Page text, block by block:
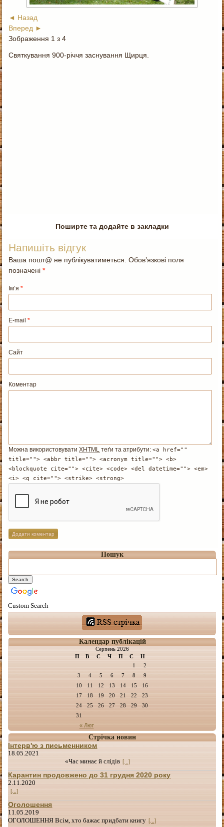
◄ Назад
Вперед ►
Зображення 1 з 4
Святкування 900-річчя заснування Щирця.
Поширте та додайте в закладки
Напишіть відгук
Ваша пошт@ не публікуватиметься. Обов’язкові поля
позначені*
Ім’я*
E-mail*
Сайт
Коментар
Можна використовуватиXHTML теґи та атрибути:<a href=""
title=""> <abbr title=""> <acronym title=""> <b>
<blockquote cite=""> <cite> <code> <del datetime=""> <em>
<i> <q cite=""> <strike> <strong>
Пошук
Custom Search
Календар публікацій
Серпень 2026
П
В С Ч П С Н
« Лют
1
2
3
4 5 6 7 8
9
10
11 12 13 14 15
16
17
18 19 20 21 22
23
24
25 26 27 28 29
30
31
Стрічка новин
Інтерв'ю з письменником
18.05.2021
«Час минає й слідів [...]
Карантин продовжено до 31 грудня 2020 року
2.11.2020
[...]
Оголошення
11.05.2019
ОГОЛОШЕННЯ Всім, хто бажає придбати книгу [...]